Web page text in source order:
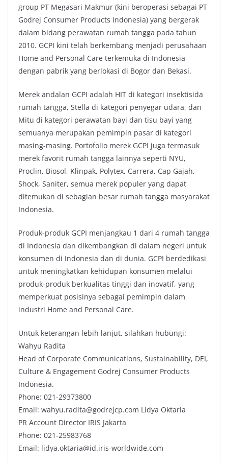
group PT Megasari Makmur (kini beroperasi sebagai PT
Godrej Consumer Products Indonesia) yang bergerak
dalam bidang perawatan rumah tangga pada tahun
2010. GCPI kini telah berkembang menjadi perusahaan
Home and Personal Care terkemuka di Indonesia
dengan pabrik yang berlokasi di Bogor dan Bekasi.
Merek andalan GCPI adalah HIT di kategori insektisida
rumah tangga, Stella di kategori penyegar udara, dan
Mitu di kategori perawatan bayi dan tisu bayi yang
semuanya merupakan pemimpin pasar di kategori
masing-masing. Portofolio merek GCPI juga termasuk
merek favorit rumah tangga lainnya seperti NYU,
Proclin, Biosol, Klinpak, Polytex, Carrera, Cap Gajah,
Shock, Saniter, semua merek populer yang dapat
ditemukan di sebagian besar rumah tangga masyarakat
Indonesia.
Produk-produk GCPI menjangkau 1 dari 4 rumah tangga
di Indonesia dan dikembangkan di dalam negeri untuk
konsumen di Indonesia dan di dunia. GCPI berdedikasi
untuk meningkatkan kehidupan konsumen melalui
produk-produk berkualitas tinggi dan inovatif, yang
memperkuat posisinya sebagai pemimpin dalam
industri Home and Personal Care.
Untuk keterangan lebih lanjut, silahkan hubungi:
Wahyu Radita
Head of Corporate Communications, Sustainability, DEI,
Culture & Engagement Godrej Consumer Products
Indonesia.
Phone: 021-29373800
Email: wahyu.radita@godrejcp.com Lidya Oktaria
PR Account Director IRIS Jakarta
Phone: 021-25983768
Email: lidya.oktaria@id.iris-worldwide.com